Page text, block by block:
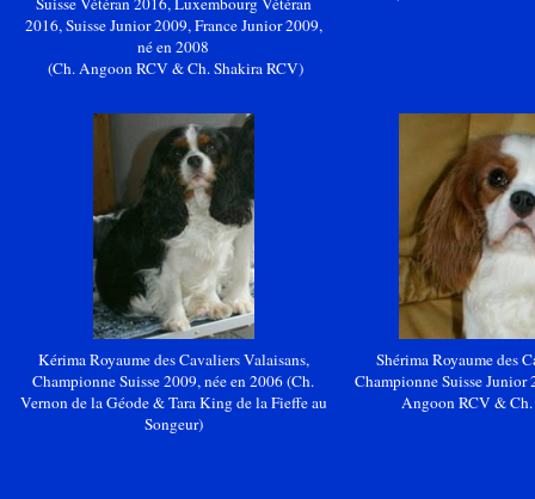
2016, Suisse Junior 2009, France Junior 2009,
né en 2008
(Ch.AngoonRCV & Ch. Shakira RCV)
KérimaRoyaume des Cavaliers Valaisans,
Championne Suisse 2009, née en 2006(Ch.
Vernon de la Géode& Tara King de la Fieffe au
Songeur)
ShérimaRoyaume des
Championne Suisse Junior
AngoonRCV &